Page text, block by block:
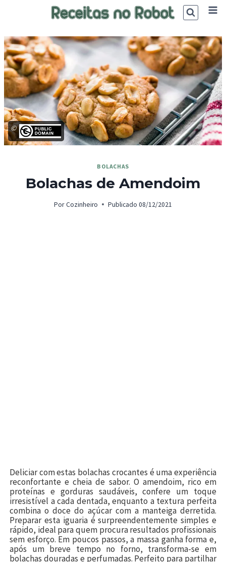
©
BOLACHAS
Bolachas de Amendoim
Por Cozinheiro Publicado 08/12/2021
Deliciar com estas bolachas crocantes é uma experiência
reconfortante e cheia de sabor. O amendoim, rico em
proteínas e gorduras saudáveis, confere um toque
irresistível a cada dentada, enquanto a textura perfeita
combina o doce do açúcar com a manteiga derretida.
Preparar esta iguaria é surpreendentemente simples e
rápido, ideal para quem procura resultados profissionais
sem esforço. Em poucos passos, a massa ganha forma e,
após um breve tempo no forno, transforma-se em
bolachas douradas e perfumadas. Perfeito para partilhar